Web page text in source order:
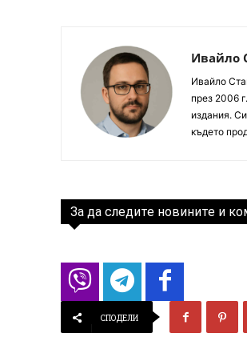
Ивайло
Ивайло
през 2006
издания.
където
За да следите новините и
СПОДЕЛИ